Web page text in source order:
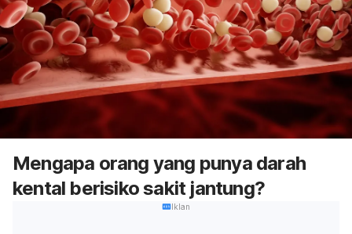
Mengapa orang yang punya darah
kental berisiko sakit jantung?
Iklan